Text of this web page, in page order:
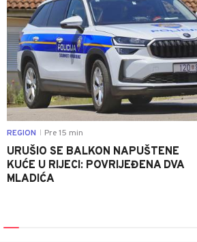
REGION Pre 15 min
URUŠIO SE BALKON NAPUŠTENE
KUĆE U RIJECI: POVRIJEĐENA DVA
MLADIĆA